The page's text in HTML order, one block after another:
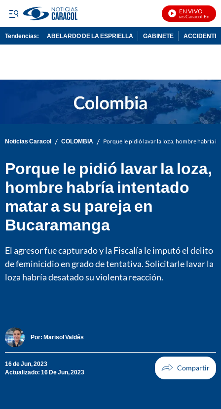
EN VIVO
Noticias Caracol En Vivo
Tendencias: ABELARDO DE LA ESPRIELLA GABINETE ACCIDENTE
Noticias Caracol / COLOMBIA / Porque le pidió lavar la loza, hombre habría
Porque le pidió lavar la loza,
hombre habría intentado
matar a su pareja en
Bucaramanga
El agresor fue capturado y la Fiscalía le imputó el delito
de feminicidio en grado de tentativa. Solicitarle lavar la
loza habría desatado su violenta reacción.
Por: Marisol Valdés
16 de Jun, 2023
Actualizado: 16 De Jun, 2023